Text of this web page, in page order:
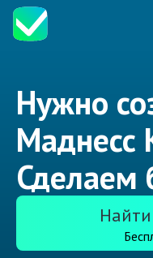
Нужно
Маднесс
Сделаем